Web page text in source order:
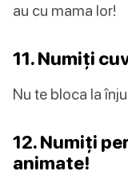
au cu mama lor!
11. Numiți
Nu te bloca la
12. Numiți
animate!